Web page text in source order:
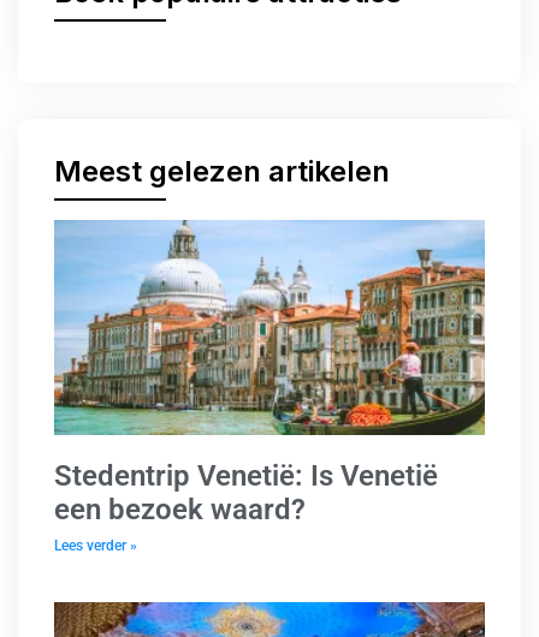
Meest gelezen artikelen
Stedentrip Venetië: Is Venetië
een bezoek waard?
Lees verder »